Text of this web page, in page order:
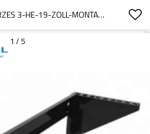
HARDWARE SCHWARZES 3-HE-19-ZOLL-MONTAGERAHMENGESTELL FÜR WANDMONTAGE
1 / 5